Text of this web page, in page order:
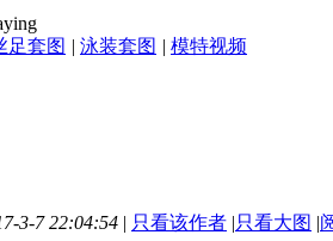
足套图 | 泳装套图 | 模特视频
3-7 22:04:54 | 只看该作者 |只看大图 |